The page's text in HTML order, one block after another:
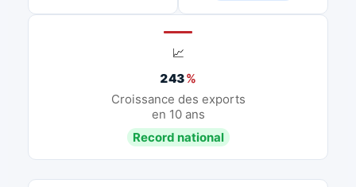
📈
243%
Croissance des exports
en 10 ans
Record national